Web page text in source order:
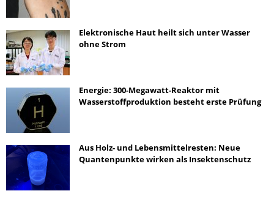
Elektronische Haut heilt sich unter Wasser
ohne Strom
Energie: 300-Megawatt-Reaktor mit
Wasserstoffproduktion besteht erste Prüfung
Aus Holz- und Lebensmittelresten: Neue
Quantenpunkte wirken als Insektenschutz